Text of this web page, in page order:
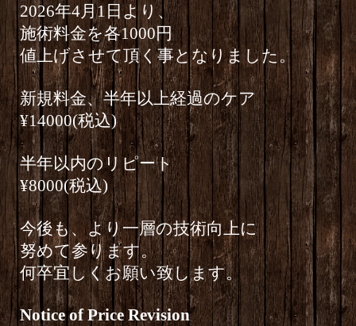
2026年4月1日より、
施術料金を各1000円
値上げさせて頂く事となりました。
新規料金、半年以上経過のケア
¥14000(税込)
半年以内のリピート
¥8000(税込)
今後も、より一層の技術向上に
努めて参ります。
何卒宜しくお願い致します。
Notice of Price Revision